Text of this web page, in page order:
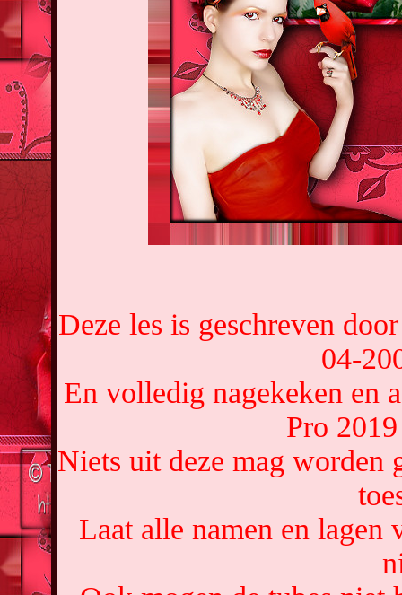
Deze les is geschreven
04-
En volledig nagekeken en
Pro
Niets uit deze mag
Laat alle namen en lagen